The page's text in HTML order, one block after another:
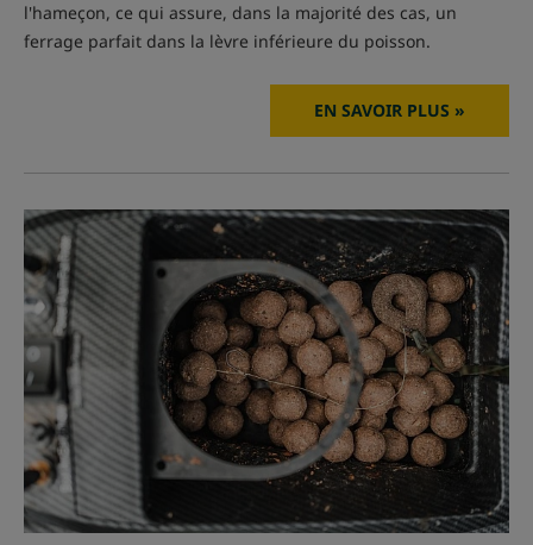
l'hameçon, ce qui assure, dans la majorité des cas, un
ferrage parfait dans la lèvre inférieure du poisson.
EN SAVOIR PLUS »